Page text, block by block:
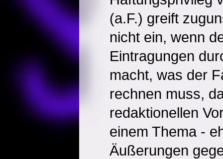
(a.F.) greift
nicht ein, wenn
Eintragungen
macht, was der
rechnen muss,
redaktionellen
einem Thema -
Äußerungen